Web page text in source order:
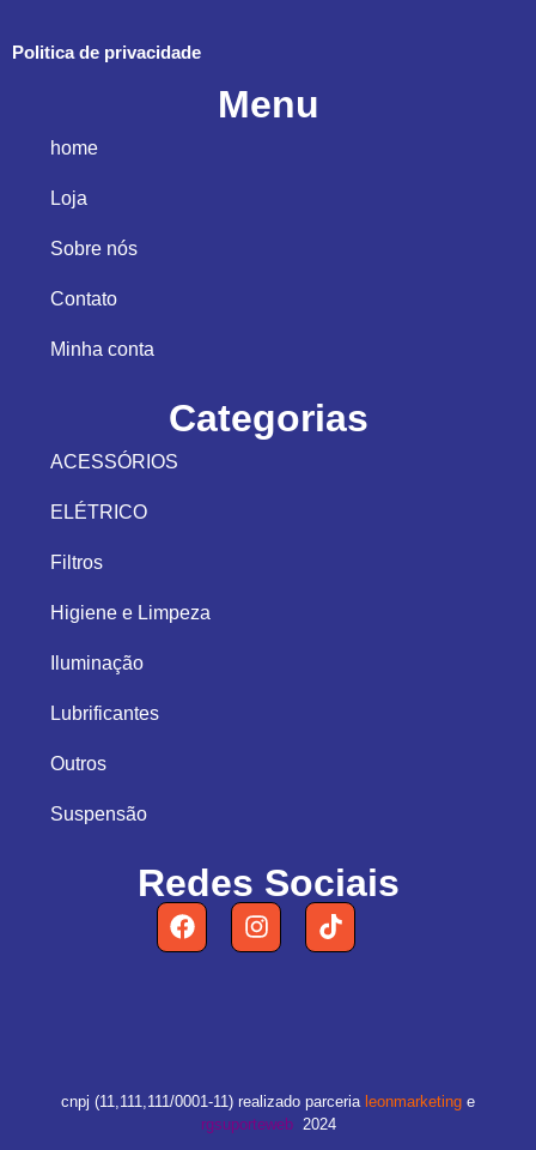
Politica de privacidade
Menu
home
Loja
Sobre nós
Contato
Minha conta
Categorias
ACESSÓRIOS
ELÉTRICO
Filtros
Higiene e Limpeza
Iluminação
Lubrificantes
Outros
Suspensão
Redes Sociais
cnpj (11,111,111/0001-11) realizado parceria leonmarketing e
rgsuporteweb 2024